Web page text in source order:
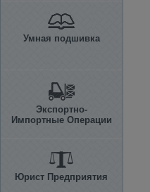
Умная подшивка
Экспортно-
Импортные Операции
Юрист Предприятия